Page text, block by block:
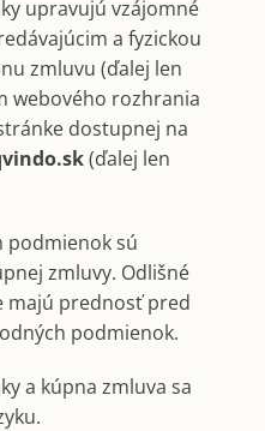
upravujú vzájomné
a fyzickou
zmluvu (ďalej len
webového rozhrania
dostupnej na
(ďalej len
podmienok sú
zmluvy. Odlišné
majú prednosť pred
podmienok.
a kúpna zmluva sa